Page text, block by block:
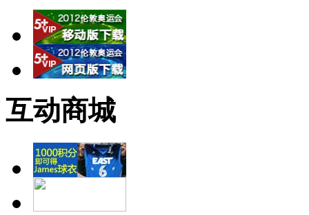
互动商城